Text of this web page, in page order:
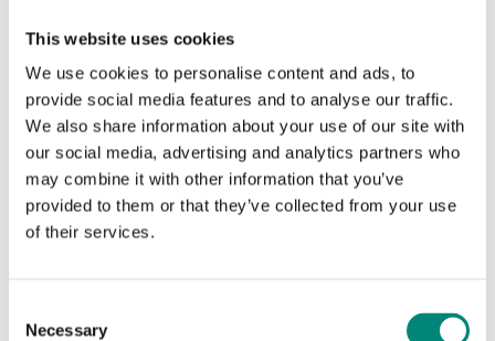
This website uses cookies
We use cookies to personalise content and ads, to
provide social media features and to analyse our traffic.
We also share information about your use of our site with
our social media, advertising and analytics partners who
may combine it with other information that you’ve
provided to them or that they’ve collected from your use
of their services.
Necessary
DMPC875 sur
conteneur